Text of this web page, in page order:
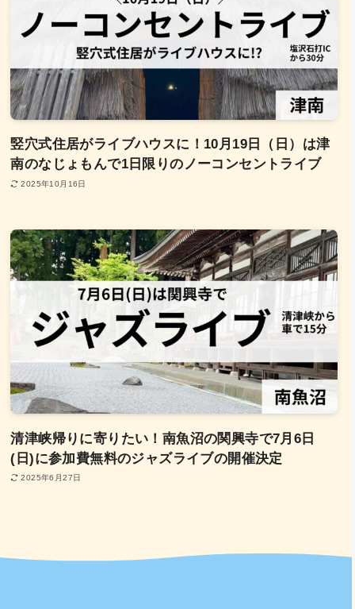
竪穴式住居がライブハウスに！10月19日（日）は津
南のなじょもんで1日限りのノーコンセントライブ
2025年10月16日
清津峡帰りに寄りたい！南魚沼の関興寺で7月6日
(日)に参加費無料のジャズライブの開催決定
2025年6月27日